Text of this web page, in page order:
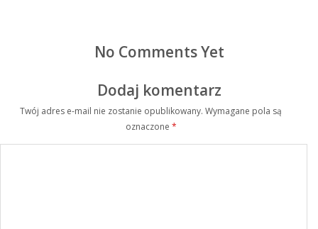
No Comments Yet
Dodaj komentarz
Twój adres e-mail nie zostanie opublikowany. Wymagane pola są
oznaczone *